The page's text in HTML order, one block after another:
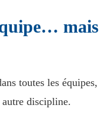
mais
toutes les équipes,
discipline.